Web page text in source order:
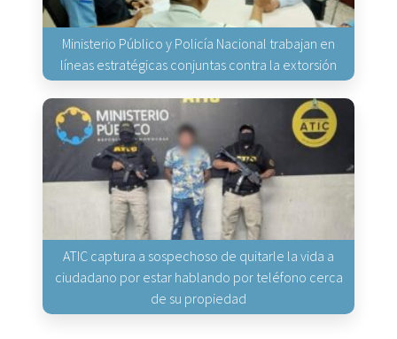
Ministerio Público y Policía Nacional trabajan en
líneas estratégicas conjuntas contra la extorsión
ATIC captura a sospechoso de quitarle la vida a
ciudadano por estar hablando por teléfono cerca
de su propiedad